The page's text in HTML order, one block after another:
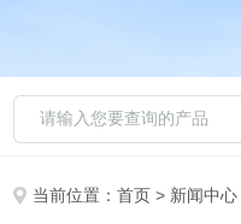
当前位置：首页 > 新闻中心